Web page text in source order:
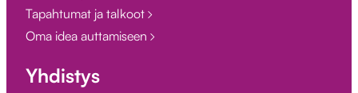
Tapahtumat ja talkoot
Oma idea auttamiseen
Yhdistys